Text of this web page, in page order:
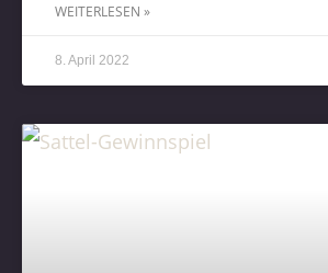
WEITERLESEN »
8. April 2022